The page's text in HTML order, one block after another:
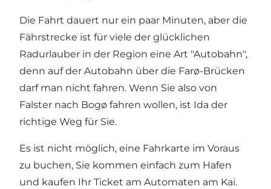
Die Fahrt dauert nur ein paar Minuten, aber die
Fährstrecke ist für viele der glücklichen
Radurlauber in der Region eine Art "Autobahn",
denn auf der Autobahn über die Farø-Brücken
darf man nicht fahren. Wenn Sie also von
Falster nach Bogø fahren wollen, ist Ida der
richtige Weg für Sie.
Es ist nicht möglich, eine Fahrkarte im Voraus
zu buchen, Sie kommen einfach zum Hafen
und kaufen Ihr Ticket am Automaten am Kai.